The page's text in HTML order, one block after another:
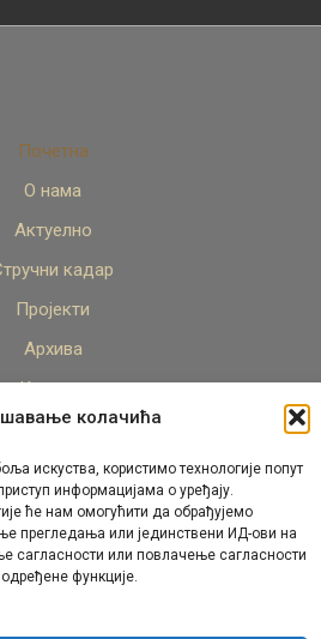
колачића
искуства, користимо технологије попут
информацијама о уређају.
ће нам омогућити да обрађујемо
прегледања или јединствени ИД-ови на
сагласности или повлачење сагласности
функције.
Почетна
О нама
Актуелно
кадар
Пројекти
Архива
Контакт
завод Републике Српске.